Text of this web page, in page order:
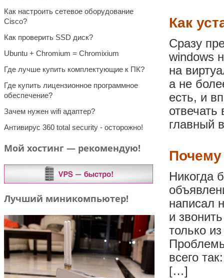
Как
Сразу
windows
на
а не
есть, и
главный
Никогда
написал
и
только
всего
[…]
Как настроить сетевое оборудование
Cisco?
Как проверить SSD диск?
Ubuntu + Chromium = Chromixium
Где лучше купить комплектующие к ПК?
Где купить лицензионное программное
обеспечение?
Зачем нужен wifi адаптер?
Антивирус 360 total security - осторожно!
Мой хостинг — рекомендую!
Лучший миникомпьютер!